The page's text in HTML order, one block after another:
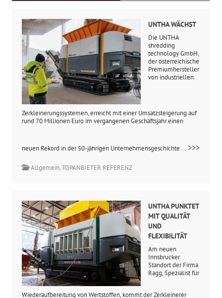
UNTHA WÄCHST
Die UNTHA
shredding
technology GmbH,
der österreichische
Premiumhersteller
von industriellen
Zerkleinerungssystemen, erreicht mit einer Umsatzsteigerung auf
rund 70 Millionen Euro im vergangenen Geschäftsjahr einen
neuen Rekord in der 50-jährigen Unternehmensgeschichte ... >>>
Allgemein,TOPANBIETER REFERENZ
UNTHA PUNKTET
MIT QUALITÄT
UND
FLEXIBILITÄT
Am neuen
Innsbrucker
Standort der Firma
Ragg, Spezialist für
Wiederaufbereitung von Wertstoffen, kommt der Zerkleinerer